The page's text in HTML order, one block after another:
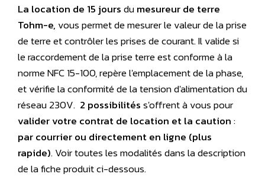
La location de 15 joursdumesureur de terre
Tohm-e, vous permet de mesurer le valeur de la prise
de terre et contrôler les prises de courant. Il valide si
le raccordement de la prise terre est conforme à la
norme NFC 15-100, repère l'emplacement de la phase,
et vérifie la conformité de la tension d'alimentation du
réseau 230V. 2 possibilitéss'offrent à vous pour
valider votre contrat de location et la caution:
par courrier ou directement en ligne (plus
rapide). Voir toutes les modalités dans la description
de la fiche produit ci-dessous.